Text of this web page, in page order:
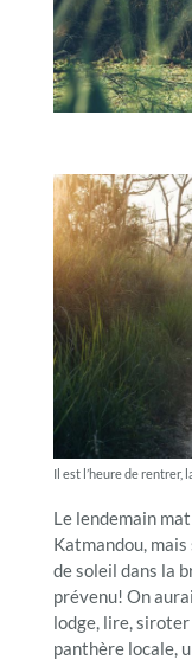
Il est l’heure de rentrer,
Le lendemain
Katmandou,
de soleil dans la
prévenu! On
lodge, lire,
panthère locale,